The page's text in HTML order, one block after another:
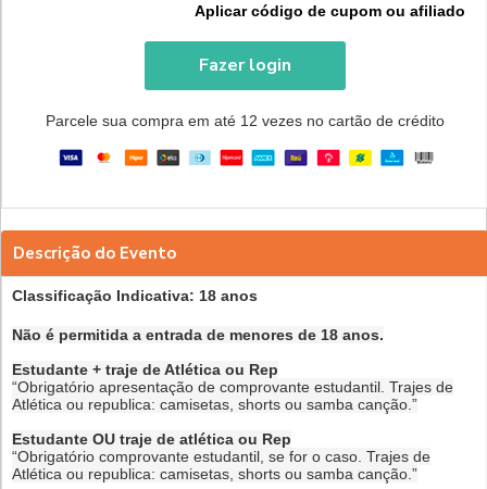
Aplicar código de cupom ou afiliado
Fazer login
Parcele sua compra em até 12 vezes no cartão de crédito
Descrição do Evento
Classificação Indicativa: 18 anos
Não é permitida a entrada de menores de 18 anos.
Estudante + traje de Atlética ou Rep
“Obrigatório apresentação de comprovante estudantil. Trajes de
Atlética ou republica: camisetas, shorts ou samba canção.”
Estudante OU traje de atlética ou Rep
“Obrigatório comprovante estudantil, se for o caso. Trajes de
Atlética ou republica: camisetas, shorts ou samba canção.”